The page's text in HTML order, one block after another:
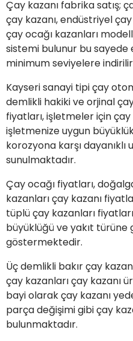
Çay kazanı fabrika satış;
çay kazanı, endüstriyel
çay ocağı kazanları
sistemi bulunur bu sayede
minimum seviyelere
Kayseri sanayi tipi çay
demlikli hakiki ve orjinal çay
fiyatları, işletmeler için
işletmenize uygun
korozyona karşı
sunulmaktadır.
Çay ocağı fiyatları,
kazanları çay kazanı
tüplü çay kazanları
büyüklüğü ve yakıt türüne
göstermektedir.
Üç demlikli bakır çay
çay kazanları çay kazanı
bayi olarak çay kazanı
parça değişimi gibi çay
bulunmaktadır.